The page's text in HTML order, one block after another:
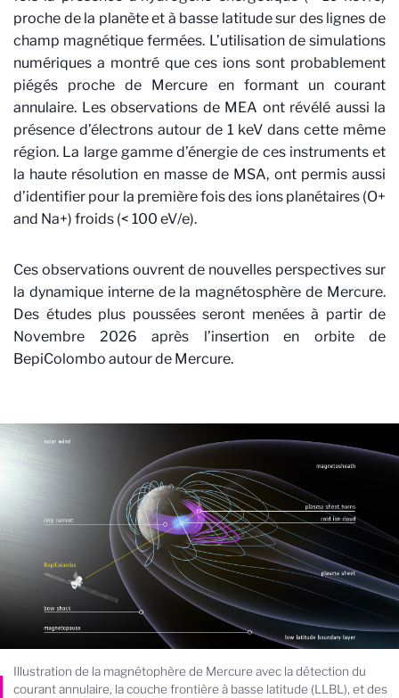
proche de la planète et à basse latitude sur des lignes de
champ magnétique fermées. L’utilisation de simulations
numériques a montré que ces ions sont probablement
piégés proche de Mercure en formant un courant
annulaire. Les observations de MEA ont révélé aussi la
présence d’électrons autour de 1 keV dans cette même
région. La large gamme d’énergie de ces instruments et
la haute résolution en masse de MSA, ont permis aussi
d’identifier pour la première fois des ions planétaires (O+
and Na+) froids (< 100 eV/e).
Ces observations ouvrent de nouvelles perspectives sur
la dynamique interne de la magnétosphère de Mercure.
Des études plus poussées seront menées à partir de
Novembre 2026 après l’insertion en orbite de
BepiColombo autour de Mercure.
Illustration de la magnétophère de Mercure avec la détection du
courant annulaire, la couche frontière à basse latitude (LLBL), et des